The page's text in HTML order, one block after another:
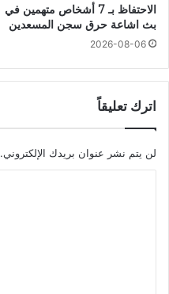
الاحتفاظ بـ 7 أشخاص متهمين في
بث اشاعة حرق سجن المسعدين
2026-08-06
اترك تعليقاً
لن يتم نشر عنوان بريدك الإلكتروني.